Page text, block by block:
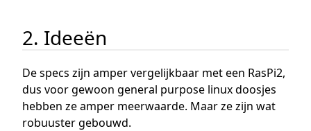
2. Ideeën
De specs zijn amper vergelijkbaar met een RasPi2,
dus voor gewoon general purpose linux doosjes
hebben ze amper meerwaarde. Maar ze zijn wat
robuuster gebouwd.